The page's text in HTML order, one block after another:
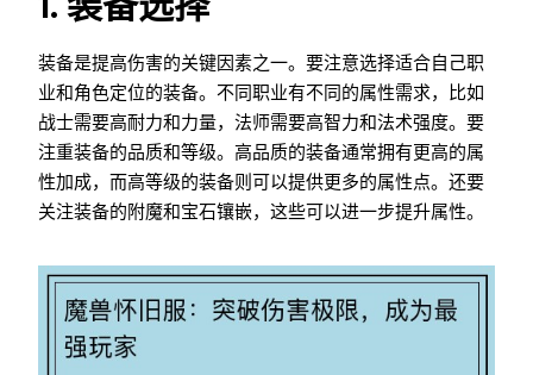
装备是提高伤害的关键因素之一。要注意选择适合自己职
业和角色定位的装备。不同职业有不同的属性需求，比如
战士需要高耐力和力量，法师需要高智力和法术强度。要
注重装备的品质和等级。高品质的装备通常拥有更高的属
性加成，而高等级的装备则可以提供更多的属性点。还要
关注装备的附魔和宝石镶嵌，这些可以进一步提升属性。